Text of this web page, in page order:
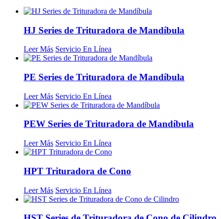
HJ Series de Trituradora de Mandíbula
Leer Más Servicio En Línea
PE Series de Trituradora de Mandíbula
Leer Más Servicio En Línea
PEW Series de Trituradora de Mandíbula
Leer Más Servicio En Línea
HPT Trituradora de Cono
Leer Más Servicio En Línea